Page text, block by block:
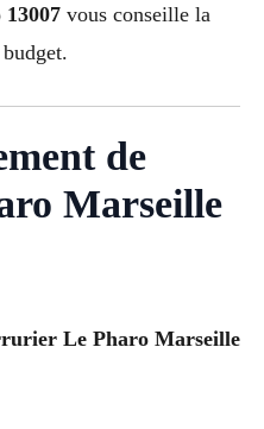
vous conseille la
de
Marseille
Le Pharo Marseille